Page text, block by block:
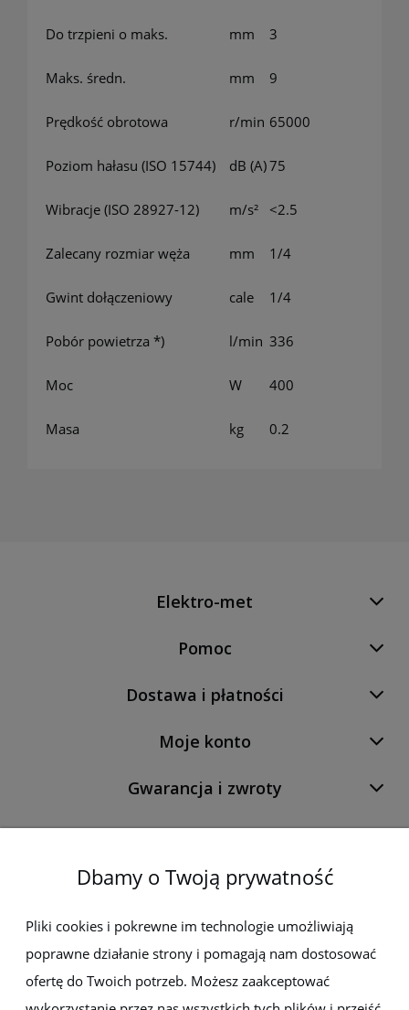
Do trzpieni o maks. mm 3
Maks. średn. mm 9
Prędkość obrotowa r/min 65000
Poziom hałasu (ISO 15744) dB (A)75
Wibracje (ISO 28927-12) m/s² <2.5
Zalecany rozmiar węża mm 1/4
Gwint dołączeniowy cale 1/4
Pobór powietrza *) l/min 336
Moc W 400
Masa kg 0.2
Elektro-met
Pomoc
Dostawa i płatności
Moje konto
Gwarancja i zwroty
O firmie
Newsletter
Zapisz się do newslettera, aby być na bieżąco z nowościami i
promocjami
Dbamy o Twoją prywatność
Pliki cookies i pokrewne im technologie umożliwiają
poprawne działanie strony i pomagają nam dostosować
ofertę do Twoich potrzeb. Możesz zaakceptować